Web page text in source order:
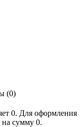
(0)
0. Для оформления
на сумму 0.